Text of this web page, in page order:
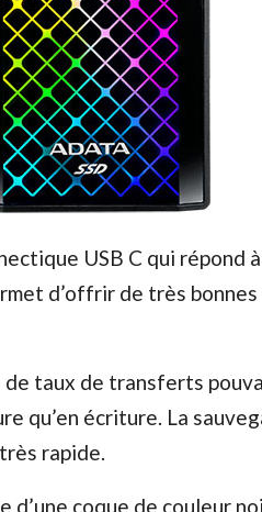
USB C qui répond
d’offrir de très
taux de transferts
qu’en écriture. La
rapide.
d’une coque de couleur